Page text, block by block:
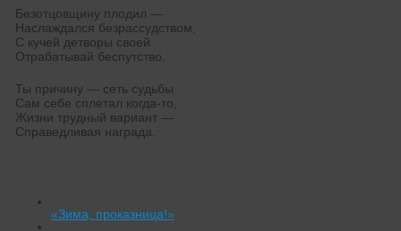
Безотцовщину плодил —
Наслаждался безрассудством,
С кучей детворы своей
Отрабатывай беспутство.
Ты причину — сеть судьбы
Сам себе сплетал когда-то,
Жизни трудный вариант —
Справедливая награда.
«Зима, проказница!»